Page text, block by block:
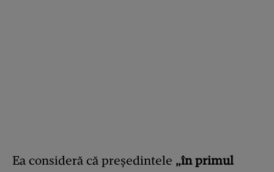
Ea consideră că preşedintele „în primul